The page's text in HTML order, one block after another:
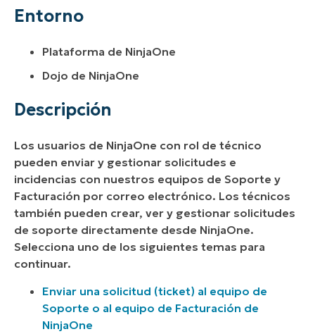
Responder a tus solicitudes
Entorno
Plataforma de NinjaOne
Dojo de NinjaOne
Descripción
Los usuarios de NinjaOne con rol de técnico
pueden enviar y gestionar solicitudes e
incidencias con nuestros equipos de Soporte y
Facturación por correo electrónico. Los técnicos
también pueden crear, ver y gestionar solicitudes
de soporte directamente desde NinjaOne.
Selecciona uno de los siguientes temas para
continuar.
Enviar una solicitud (ticket) al equipo de
Soporte o al equipo de Facturación de
NinjaOne